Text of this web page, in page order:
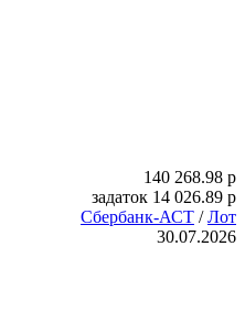
140 268.98 p
задаток 14 026.89 p
Сбербанк-АСТ /Лот
30.07.2026